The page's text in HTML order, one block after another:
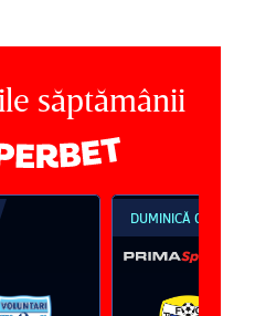
săptămânii
DUMINICĂ 09 AUG,